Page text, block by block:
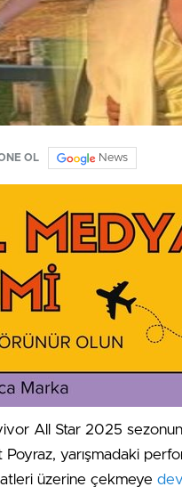
OL News
All Star 2025
Poyraz, yarışmadaki
üzerine çekmeye